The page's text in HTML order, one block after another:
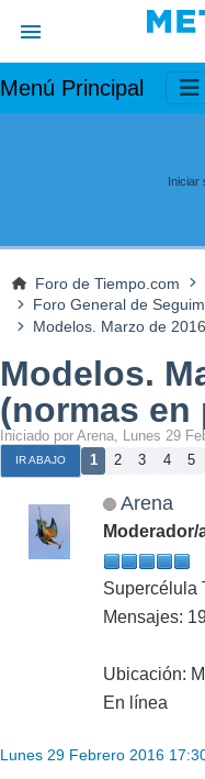
Menú Principal
Iniciar
Foro de Tiempo.com
Foro General de
Modelos. Marzo de
Modelos.
(normas en
Iniciado por Arena, Lunes 29
IR ABAJO 1 2 3 4 5
Arena
Moderador/
Supercélula
Mensajes:
Ubicación:
En línea
Lunes 29 Febrero 2016